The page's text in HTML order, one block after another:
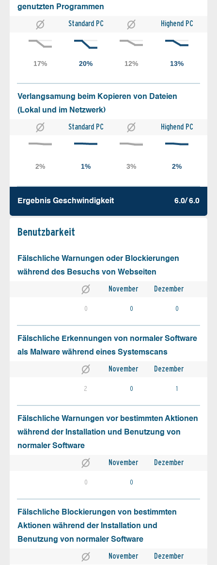
genutzten Programmen
Standard PC Highend PC
Verlangsamung beim Kopieren von Dateien
(Lokal und im Netzwerk)
Standard PC Highend PC
Ergebnis Geschw­indigkeit 6.0/ 6.0
Benutz­barkeit
Fälschliche Warnungen oder Blockierungen
während des Besuchs von Webseiten
November Dezember
0 0 0
Fälschliche Erkennungen von normaler Software
als Malware während eines Systemscans
November Dezember
2 0 1
Fälschliche Warnungen vor bestimmten Aktionen
während der Installation und Benutzung von
normaler Software
November Dezember
0 0
Fälschliche Blockierungen von bestimmten
Aktionen während der Installation und
Benutzung von normaler Software
November Dezember